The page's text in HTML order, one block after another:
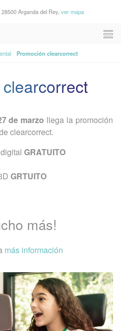
Arganda del Rey, ver mapa
Promoción clearcorrect
de marzo llega la promoción
clearcorrect.
GRATUITO
GRTUITO
más!
más información